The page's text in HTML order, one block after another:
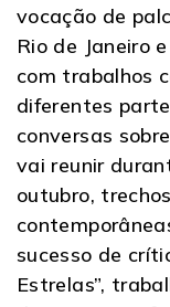
vocação de
Rio de Janeiro
com trabalhos
diferentes
conversas
vai reunir
outubro,
sucesso de
Estrelas”,